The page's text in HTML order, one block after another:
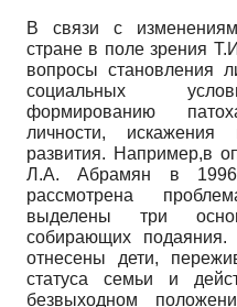
В связи с
стране в поле зрения
вопросы становления
социальных
формированию
личности, искажения
развития. Например,в
Л.А. Абрамян в 1996
рассмотрена
выделены три
собирающих
отнесены дети,
статуса семьи и
безвыходном